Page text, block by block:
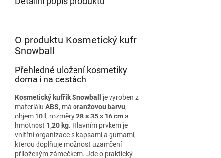
O produktu Kosmetický kufr
Snowball
Přehledné uložení kosmetiky
doma i na cestách
Kosmetický kufřík Snowball
je vyroben z
materiálu ABS, má oranžovou barvu,
objem 10 l , rozměry28 × 35 × 16 cma
hmotnost 1,20 kg. Hlavním prvkem je
vnitřní organizace s kapsami a gumami,
kterou doplňuje možnost uzamčení
přiloženým zámečkem. Jde o praktický